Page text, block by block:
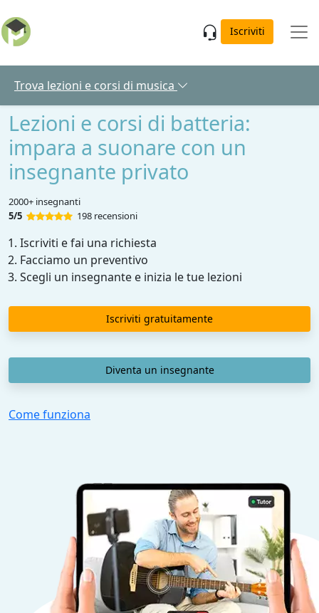
Iscriviti
Trova lezioni e corsi di musica
Lezioni e corsi di batteria:
impara a suonare con un
insegnante privato
2000+ insegnanti
5/5
198 recensioni
Iscriviti e fai una richiesta
Facciamo un preventivo
Scegli un insegnante e inizia le tue lezioni
Iscriviti gratuitamente
Diventa un insegnante
Come funziona